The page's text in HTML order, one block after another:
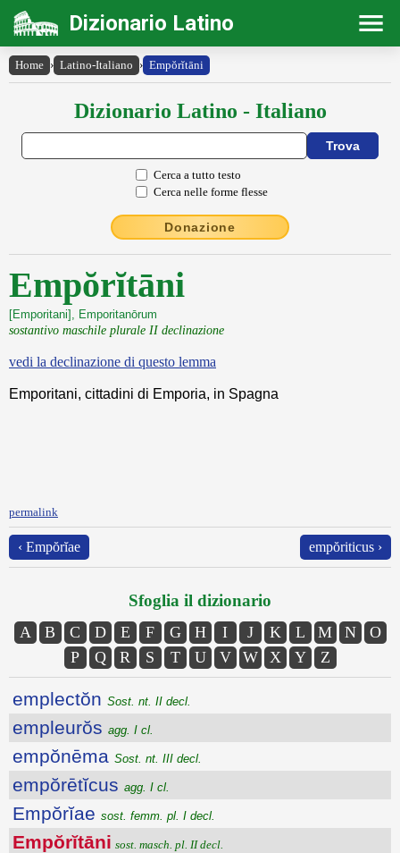
Dizionario Latino
Home › Latino-Italiano › Empŏrĭtāni
Dizionario Latino - Italiano
Cerca a tutto testo
Cerca nelle forme flesse
Donazione
Empŏrĭtāni
[Emporitani], Emporitanōrum
sostantivo maschile plurale II declinazione
vedi la declinazione di questo lemma
Emporitani, cittadini di Emporia, in Spagna
permalink
‹ Empŏrĭae empŏriticus ›
Sfoglia il dizionario
A B C D E F G H I J K L M N
O
P
Q R S T U V W X Y Z
emplectŏn Sost. nt. II decl.
empleurŏs agg. I cl.
empŏnēma Sost. nt. III decl.
empŏrētĭcus agg. I cl.
Empŏrĭae sost. femm. pl. I decl.
Empŏrĭtāni sost. masch. pl. II decl.